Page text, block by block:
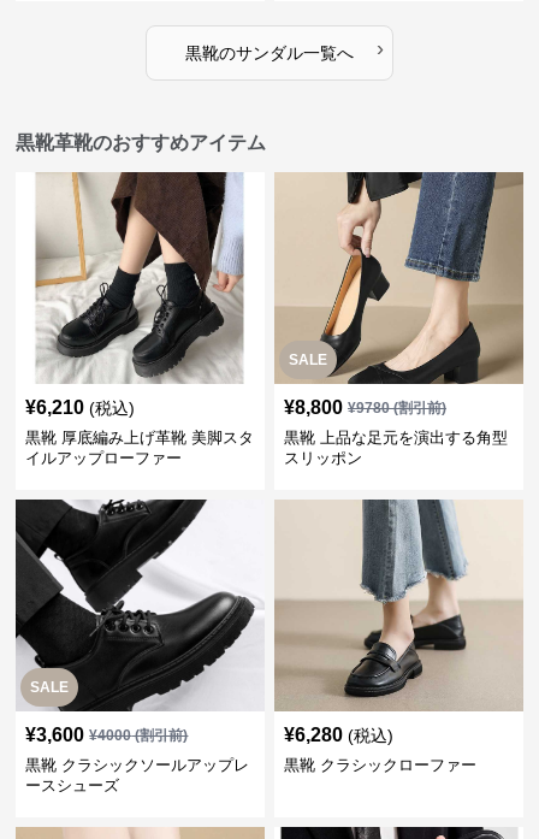
黒靴のサンダル一覧へ ›
黒靴革靴のおすすめアイテム
¥6,210 (税込)
黒靴 厚底編み上げ革靴 美脚スタ
イルアップローファー
SALE
¥8,800 ¥9780(割引前)
黒靴 上品な足元を演出する角型
スリッポン
SALE
¥3,600 ¥4000(割引前)
黒靴 クラシックソールアップレ
ースシューズ
¥6,280 (税込)
黒靴 クラシックローファー